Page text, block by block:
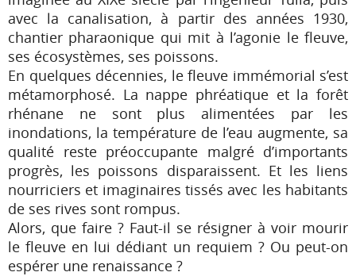
avec la canalisation, à partir des années 1930,
chantier pharaonique qui mit à l’agonie le fleuve,
ses écosystèmes, ses poissons.
En quelques décennies, le fleuve immémorial s’est
métamorphosé. La nappe phréatique et la forêt
rhénane ne sont plus alimentées par les
inondations, la température de l’eau augmente, sa
qualité reste préoccupante malgré d’importants
progrès, les poissons disparaissent. Et les liens
nourriciers et imaginaires tissés avec les habitants
de ses rives sont rompus.
Alors, que faire ? Faut-il se résigner à voir mourir
le fleuve en lui dédiant un requiem ? Ou peut-on
espérer une renaissance ?